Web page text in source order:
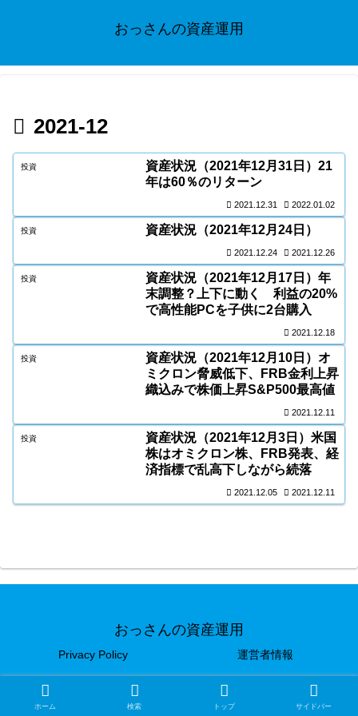
おっさんの資産運用
2021-12
投資
資産状況（2021年12月31日）21
年は60％のリターン
2021.12.31 2022.01.02
投資 資産状況（2021年12月24日）
2021.12.24 2021.12.26
投資
資産状況（2021年12月17日）年
末調整？上下に動く 利益の20%
で高性能PCを子供に2台購入
2021.12.18
投資
資産状況（2021年12月10日）オ
ミクロン脅威低下、FRB金利上昇
織込みで株価上昇S&P500最高値
2021.12.11
投資
資産状況（2021年12月3日）米国
株はオミクロン株、FRB発表、経
済指標で乱高下しながら続落
2021.12.05 2021.12.11
おっさんの資産運用
Privacy Policy 運営者情報
© 2020 おっさんの資産運用.
ホーム 検索 トップ サイドバー